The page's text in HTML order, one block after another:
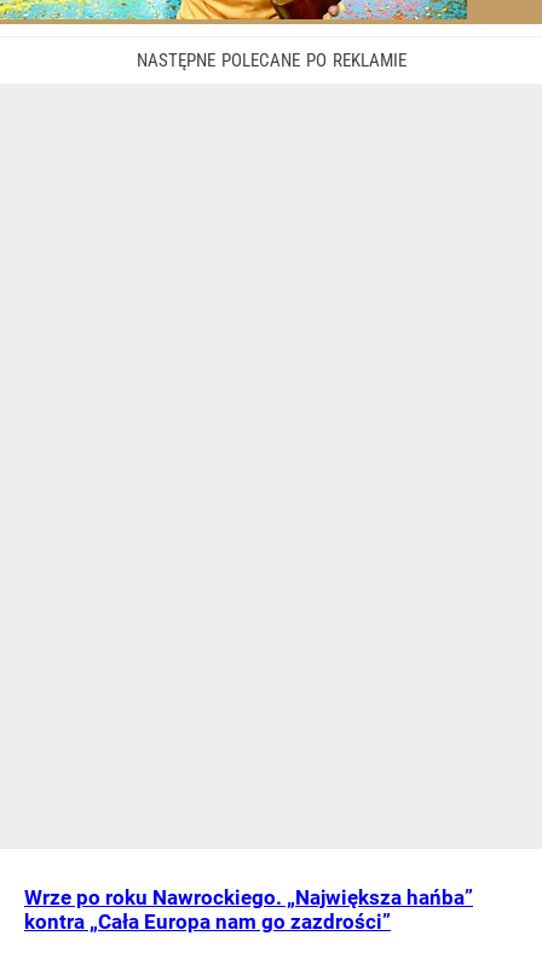
Wrze po roku Nawrockiego. „Największa hańba”
kontra „Cała Europa nam go zazdrości”